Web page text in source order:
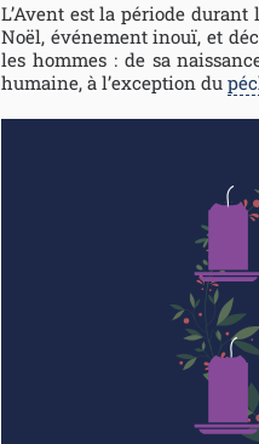
L’Avent est la période
Noël, événement inouï, et
les hommes : de sa
humaine, à l’exception du